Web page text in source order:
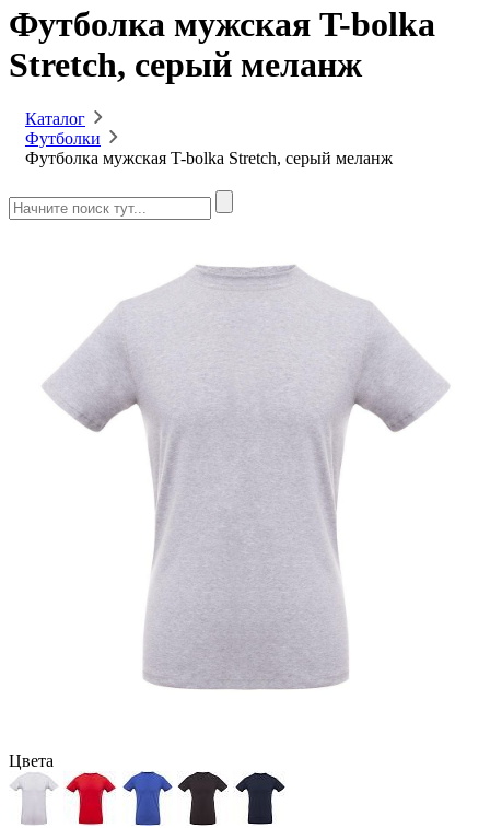
Футболка мужская T-bolka
Stretch, серый меланж
Каталог
Футболки
Футболка мужская T-bolka Stretch, серый меланж
Цвета